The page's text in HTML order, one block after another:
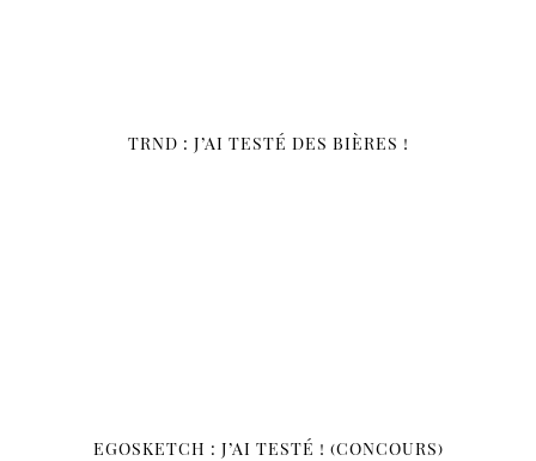
TRND : J’AI TESTÉ DES BIÈRES !
EGOSKETCH : J’AI TESTÉ ! (CONCOURS)